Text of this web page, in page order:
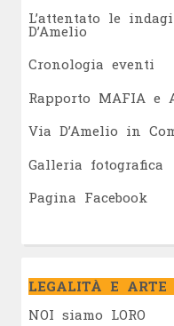
L’attentato le
D’Amelio
Cronologia eventi
Rapporto MAFIA e
Via D’Amelio in
Galleria fotografica
Pagina Facebook
LEGALITÀ E ARTE
NOI siamo LORO